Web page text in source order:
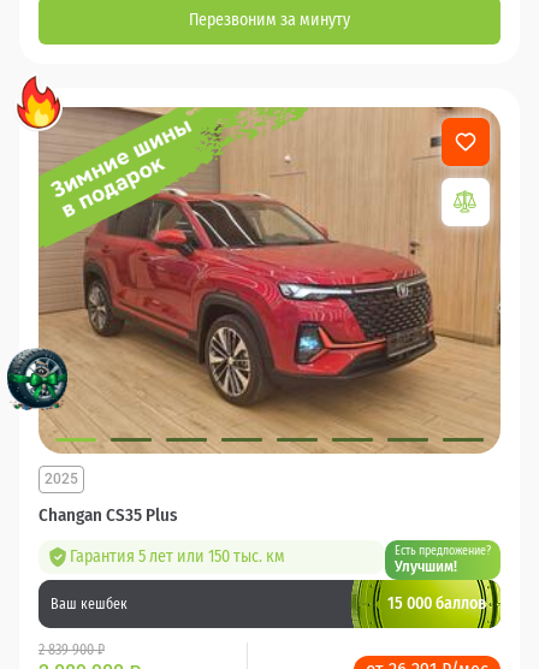
Перезвоним за минуту
Changan CS35 Plus
2025
Гарантия 5 лет или 150 тыс. км Есть предложение?
Улучшим!
Ваш кешбек 15 000 баллов
2 839 900 ₽